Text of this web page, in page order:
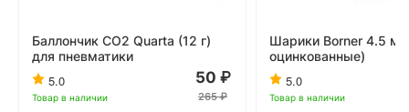
Баллончик CO2 Quarta (12 г)
для пневматики
5.0
Товар в наличии
50
265
Шарики Borner 4.5
оцинкованные)
5.0
Товар в наличии